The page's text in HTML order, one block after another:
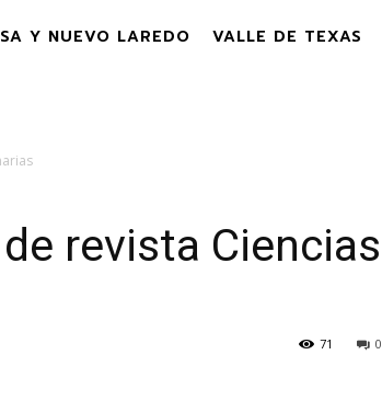
Y NUEVO LAREDO VALLE DE TEXAS
revista Ciencias
0
71